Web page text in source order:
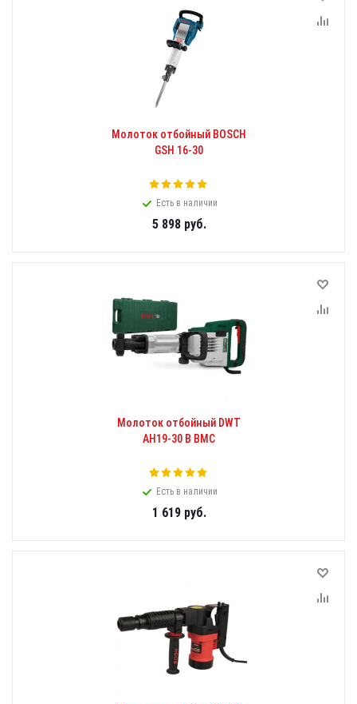
Молоток отбойный BOSCH
GSH 16-30
Есть в наличии
5 898руб.
Молоток отбойный DWT
AH19-30 B BMC
Есть в наличии
1 619руб.